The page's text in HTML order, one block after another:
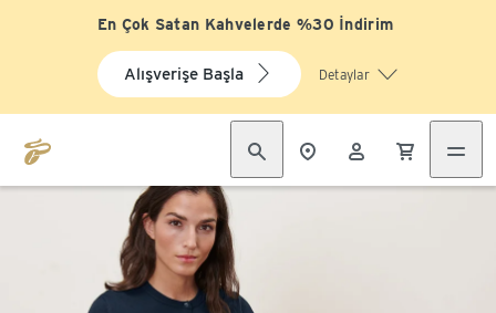
En Çok Satan Kahvelerde %30 İndirim
Alışverişe Başla Detaylar